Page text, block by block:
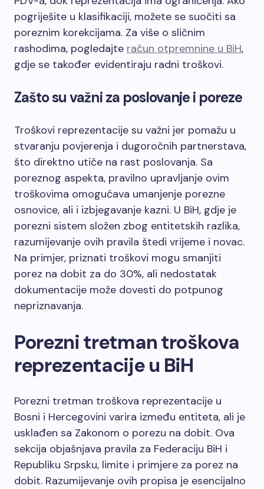
pogriješite u klasifikaciji, možete se suočiti sa
poreznim korekcijama. Za više o sličnim
rashodima, pogledajte račun otpremnine u BiH,
gdje se također evidentiraju radni troškovi.
Zašto su važni za poslovanje i poreze
Troškovi reprezentacije su važni jer pomažu u
stvaranju povjerenja i dugoročnih partnerstava,
što direktno utiče na rast poslovanja. Sa
poreznog aspekta, pravilno upravljanje ovim
troškovima omogućava umanjenje porezne
osnovice, ali i izbjegavanje kazni. U BiH, gdje je
porezni sistem složen zbog entitetskih razlika,
razumijevanje ovih pravila štedi vrijeme i novac.
Na primjer, priznati troškovi mogu smanjiti
porez na dobit za do 30%, ali nedostatak
dokumentacije može dovesti do potpunog
nepriznavanja.
Porezni tretman troškova
reprezentacije u BiH
Porezni tretman troškova reprezentacije u
Bosni i Hercegovini varira između entiteta, ali je
usklađen sa Zakonom o porezu na dobit. Ova
sekcija objašnjava pravila za Federaciju BiH i
Republiku Srpsku, limite i primjere za porez na
dobit. Razumijevanje ovih propisa je esencijalno